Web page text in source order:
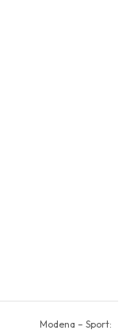
Modena – Sport: